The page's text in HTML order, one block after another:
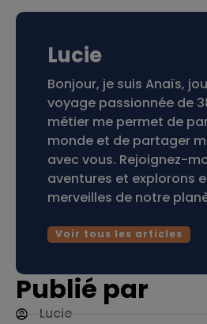
Lucie
Bonjour, je suis Anaïs,
voyage passionnée de
métier me permet de
monde et de partager
avec vous. Rejoignez-
aventures et explorons
merveilles de notre
Voir tous les articles
Publié par
Lucie